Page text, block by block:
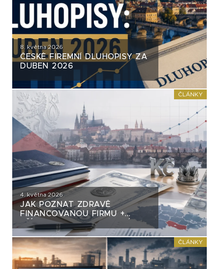
8. května 2026
ČESKÉ FIREMNÍ DLUHOPISY ZA
DUBEN 2026
ČLÁNKY
4. května 2026
JAK POZNAT ZDRAVĚ
FINANCOVANOU FIRMU +
PŘÍKLADY Z DLUHOPISOVÉ
PRAXE
ČLÁNKY